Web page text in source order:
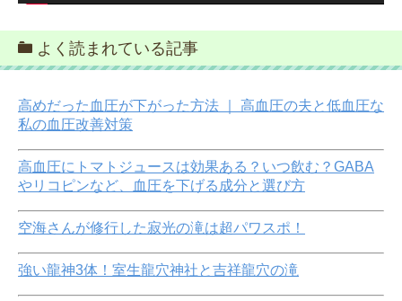
よく読まれている記事
高めだった血圧が下がった方法 ｜ 高血圧の夫と低血圧な
私の血圧改善対策
高血圧にトマトジュースは効果ある？いつ飲む？GABA
やリコピンなど、血圧を下げる成分と選び方
空海さんが修行した寂光の滝は超パワスポ！
強い龍神3体！室生龍穴神社と吉祥龍穴の滝